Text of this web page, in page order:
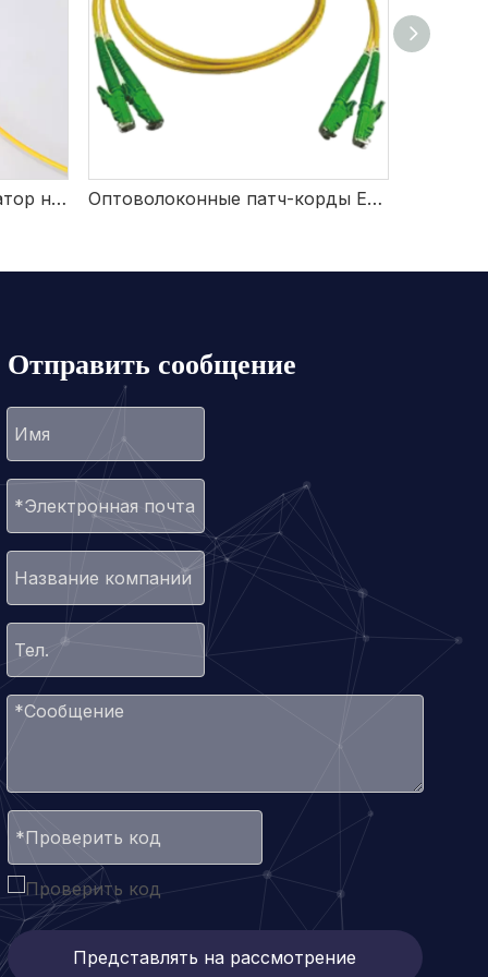
Оптовый визуальный локатор неисправностей 650 нм для обслуживания сети Оптоволоконные патч-корды E2000
Отправить сообщение
Представлять на рассмотрение